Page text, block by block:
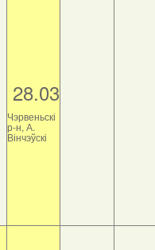
28.03
Чэрвеньскі
р-н, А.
Вінчэўскі